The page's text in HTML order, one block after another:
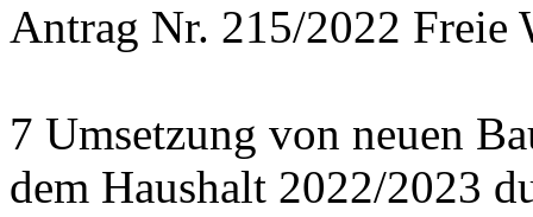
Antrag Nr. 215/2022 Freie
7 Umsetzung von neuen
dem Haushalt 2022/2023